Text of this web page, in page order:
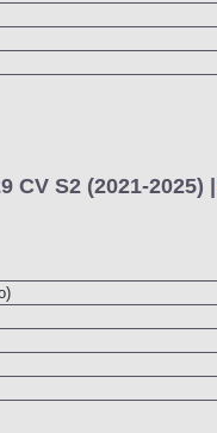
CV S2 (2021-2025) |